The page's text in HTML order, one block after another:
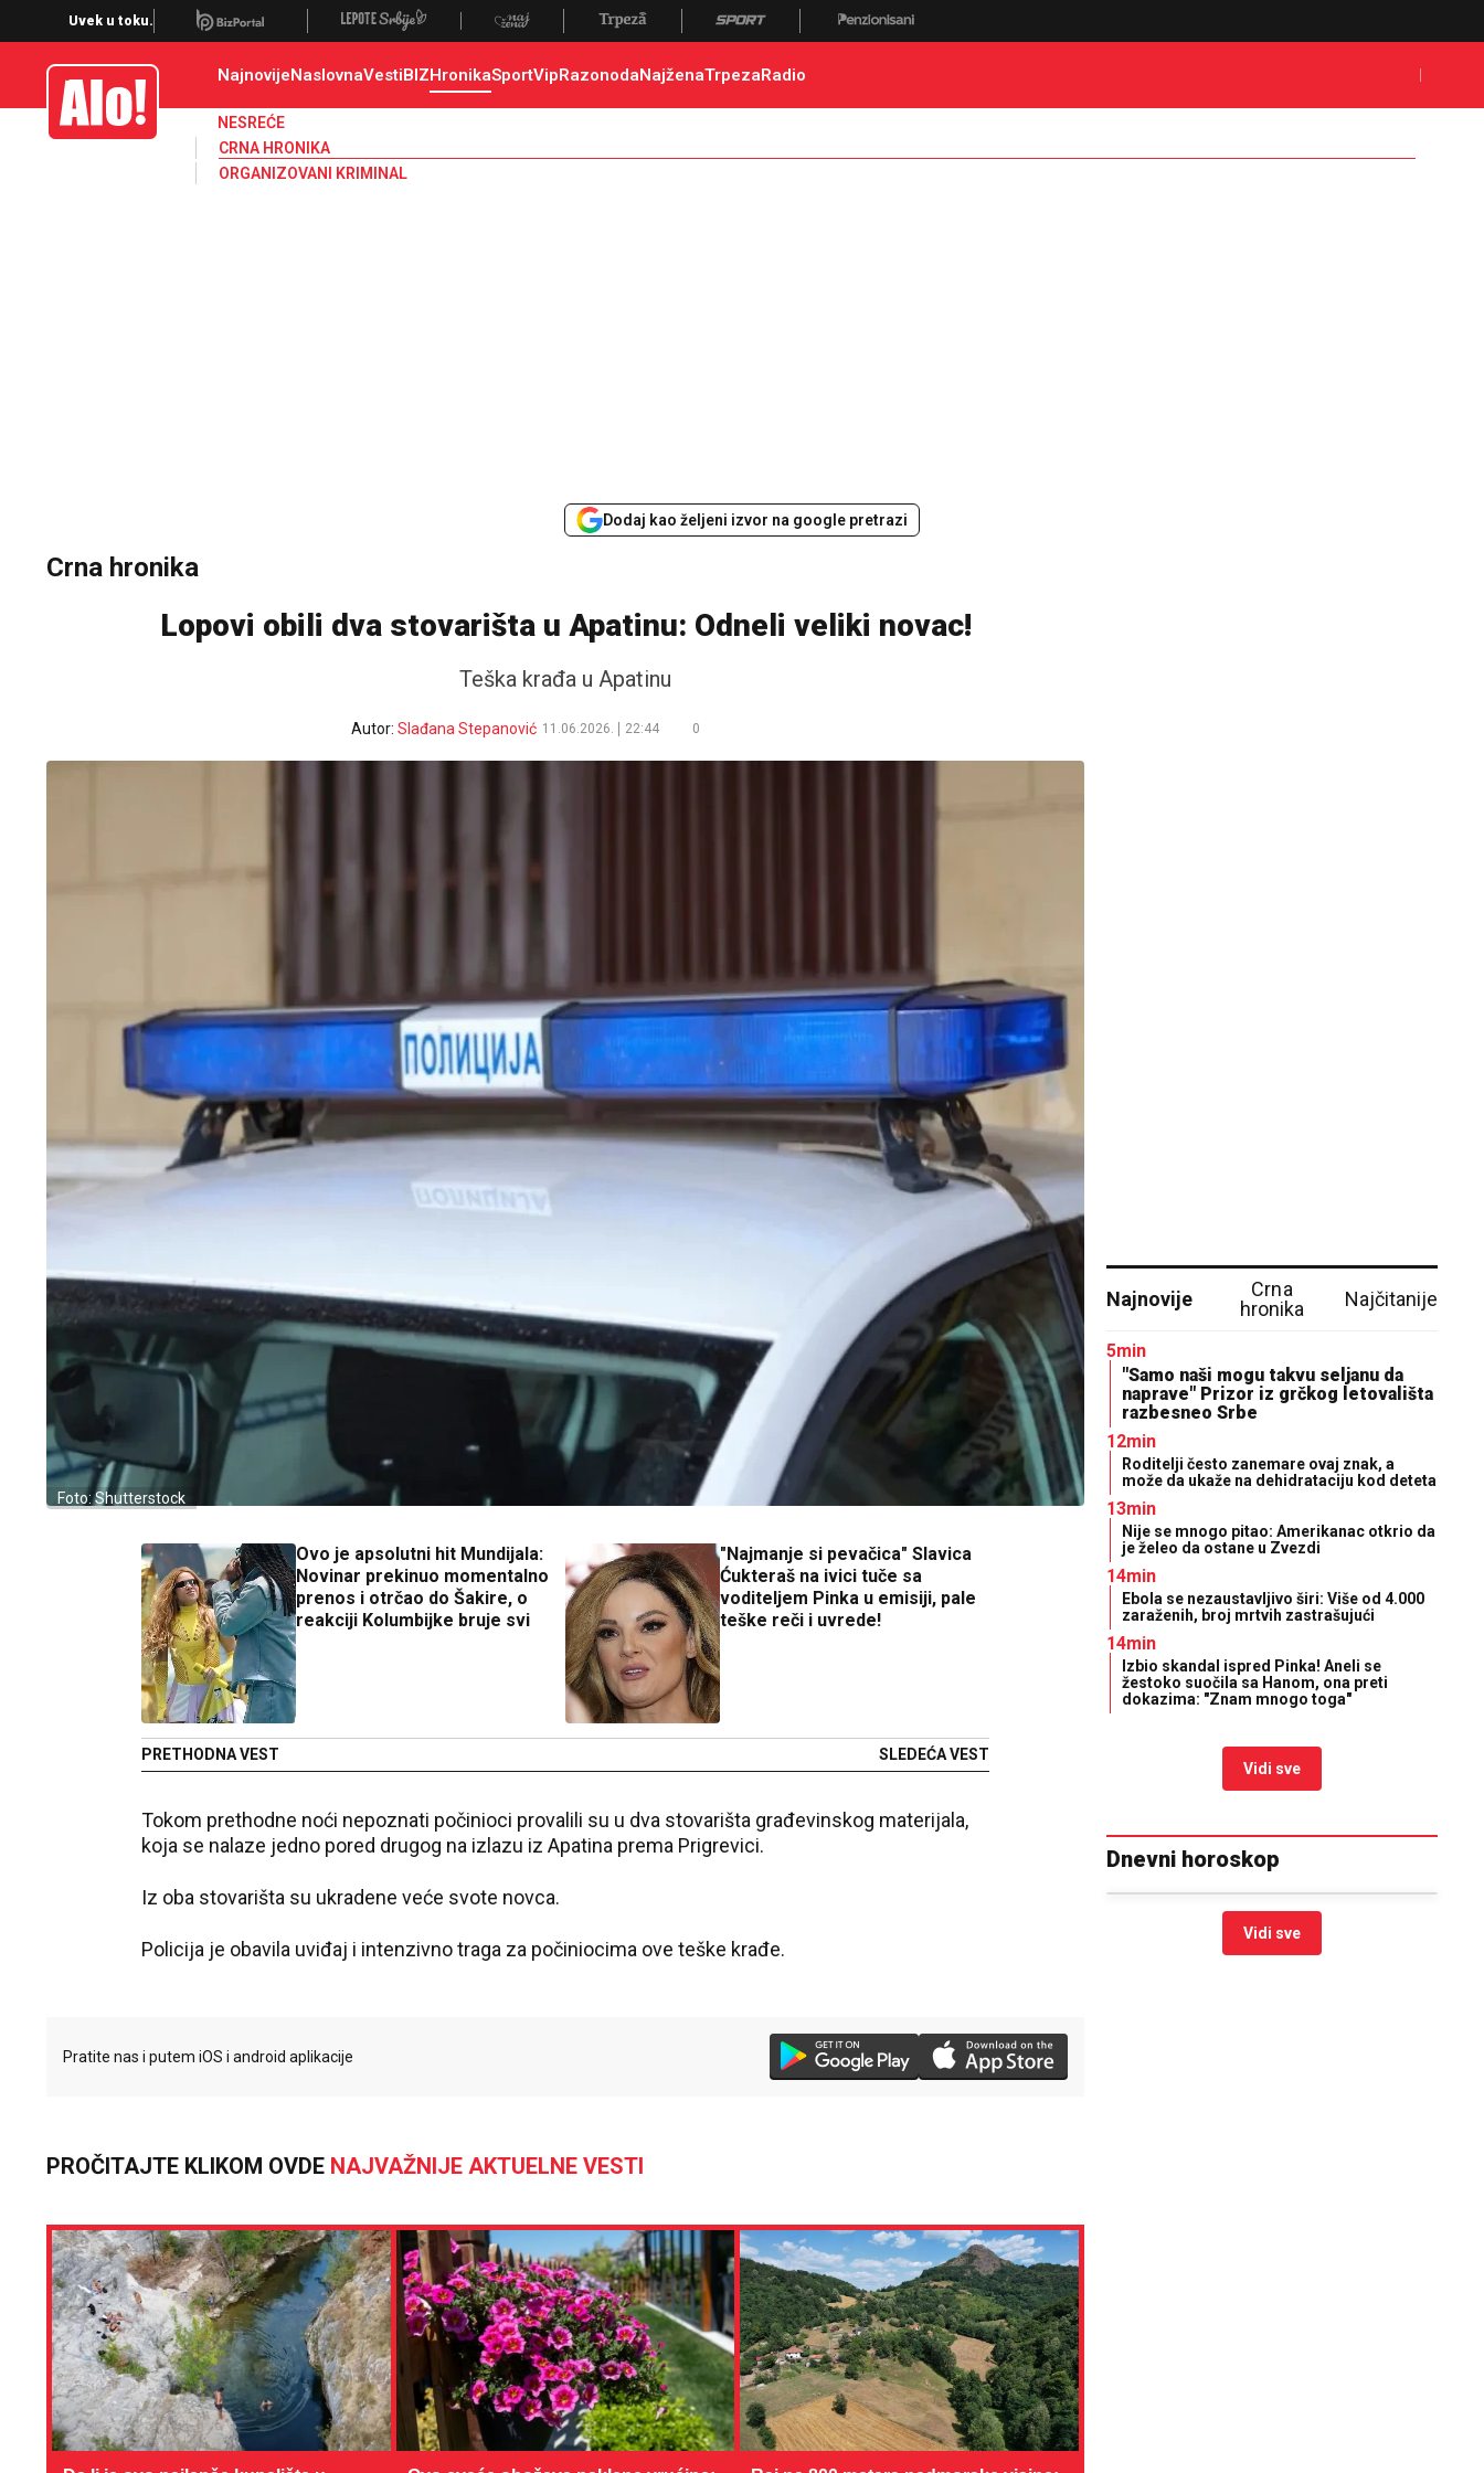
Crna hronika, smrt, ubistvo, likvidacija, krađa, pljačka, hapšenje, policija, poginuli, zaplena, carina
Uvek u toku.
Alo NajnovijeNaslovnaVestiBIZHronikaSportVipRazonodaNajženaTrpezaRadio
NESREĆE
CRNA HRONIKA
ORGANIZOVANI KRIMINAL
Dodaj kao željeni izvor na google pretrazi
Crna hronika
Lopovi obili dva stovarišta u Apatinu: Odneli veliki novac!
Teška krađa u Apatinu
Autor: Slađana Stepanović 11.06.2026. 22:44 0
Foto: Shutterstock
Ovo je apsolutni hit Mundijala:
Novinar prekinuo momentalno
prenos i otrčao do Šakire, o
reakciji Kolumbijke bruje svi
PRETHODNA VEST
"Najmanje si pevačica" Slavica
Ćukteraš na ivici tuče sa
voditeljem Pinka u emisiji, pale
teške reči i uvrede!
SLEDEĆA VEST
Tokom prethodne noći nepoznati počinioci provalili su u dva stovarišta građevinskog materijala,
koja se nalaze jedno pored drugog na izlazu iz Apatina prema Prigrevici.
Iz oba stovarišta su ukradene veće svote novca.
Policija je obavila uviđaj i intenzivno traga za počiniocima ove teške krađe.
Pratite nas i putem iOS i android aplikacije
PROČITAJTE KLIKOM OVDE NAJVAŽNIJE AKTUELNE VESTI
Najnovije
Crna
hronika
Najčitanije
5min
"Samo naši mogu takvu seljanu da
naprave" Prizor iz grčkog letovališta
razbesneo Srbe
12min
Roditelji često zanemare ovaj znak, a
može da ukaže na dehidrataciju kod deteta
13min
Nije se mnogo pitao: Amerikanac otkrio da
je želeo da ostane u Zvezdi
14min
Ebola se nezaustavljivo širi: Više od 4.000
zaraženih, broj mrtvih zastrašujući
14min
Izbio skandal ispred Pinka! Aneli se
žestoko suočila sa Hanom, ona preti
dokazima: "Znam mnogo toga"
Vidi sve
Dnevni horoskop
Vidi sve